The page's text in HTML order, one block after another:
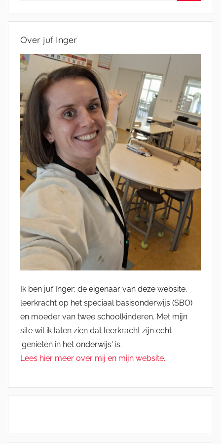
Over juf Inger
Ik ben juf Inger; de eigenaar van deze website,
leerkracht op het speciaal basisonderwijs (SBO)
en moeder van twee schoolkinderen. Met mijn
site wil ik laten zien dat leerkracht zijn echt
'genieten in het onderwijs' is.
Lees hier meer over mij en mijn website.